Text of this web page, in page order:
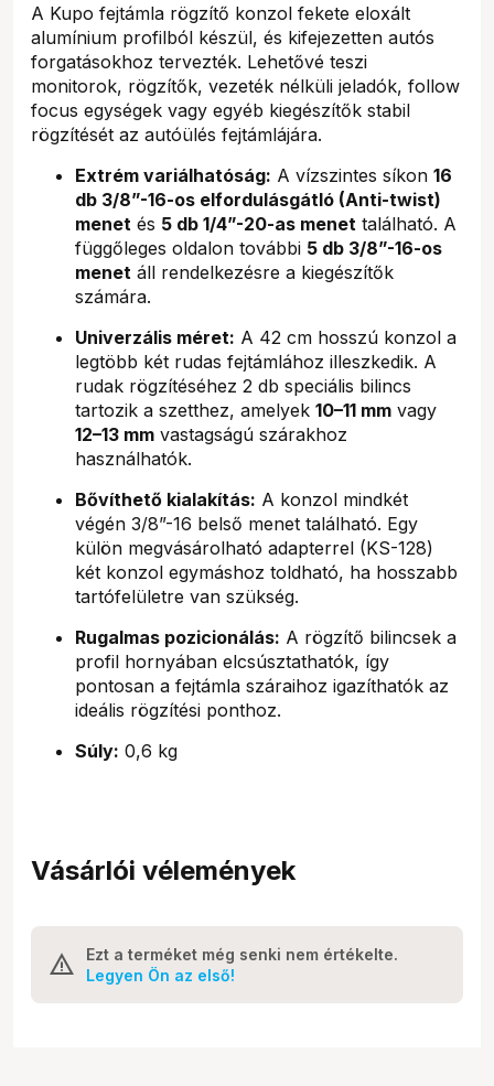
A Kupo fejtámla rögzítő konzol fekete eloxált
alumínium profilból készül, és kifejezetten autós
forgatásokhoz tervezték. Lehetővé teszi
monitorok, rögzítők, vezeték nélküli jeladók, follow
focus egységek vagy egyéb kiegészítők stabil
rögzítését az autóülés fejtámlájára.
Extrém variálhatóság: A vízszintes síkon 16
db 3/8”-16-os elfordulásgátló (Anti-twist)
menet és 5 db 1/4”-20-as menet található. A
függőleges oldalon további 5 db 3/8”-16-os
menet áll rendelkezésre a kiegészítők
számára.
Univerzális méret: A 42 cm hosszú konzol a
legtöbb két rudas fejtámlához illeszkedik. A
rudak rögzítéséhez 2 db speciális bilincs
tartozik a szetthez, amelyek 10–11 mm vagy
12–13 mm vastagságú szárakhoz
használhatók.
Bővíthető kialakítás: A konzol mindkét
végén 3/8”-16 belső menet található. Egy
külön megvásárolható adapterrel (KS-128)
két konzol egymáshoz toldható, ha hosszabb
tartófelületre van szükség.
Rugalmas pozicionálás: A rögzítő bilincsek a
profil hornyában elcsúsztathatók, így
pontosan a fejtámla száraihoz igazíthatók az
ideális rögzítési ponthoz.
Súly: 0,6 kg
Vásárlói vélemények
Ezt a terméket még senki nem értékelte.
Legyen Ön az első!